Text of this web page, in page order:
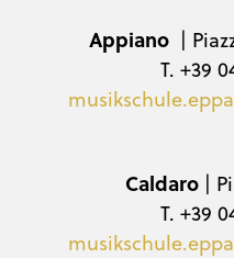
Appiano |
T. +39
Caldaro |
T. +39